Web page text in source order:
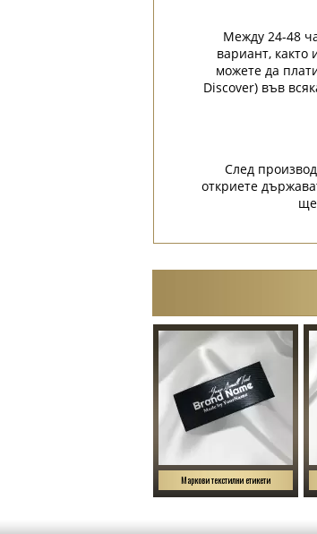
Между 24-48
вариант,
можете да
Discover) във
След
откриете
ще
Маркови текстилни етикети